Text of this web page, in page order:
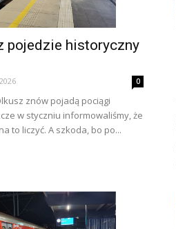
pojedzie historyczny
0
znów pojadą pociągi
w styczniu informowaliśmy, że
to liczyć. A szkoda, bo po...